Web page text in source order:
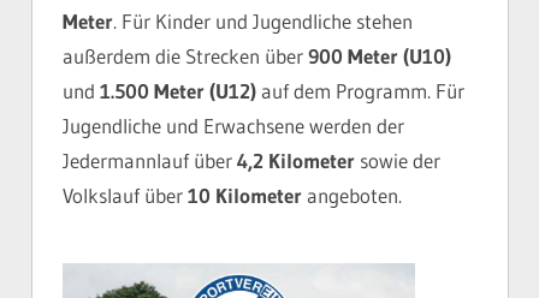
Meter. Für Kinder und Jugendliche stehen
außerdem die Strecken über900 Meter (U10)
und 1.500 Meter (U12)auf dem Programm. Für
Jugendliche und Erwachsene werden der
Jedermannlauf über4,2 Kilometer sowie der
Volkslauf über10 Kilometerangeboten.